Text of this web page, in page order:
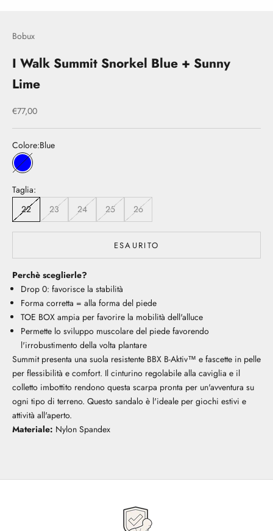
Bobux
I Walk Summit Snorkel Blue + Sunny
Lime
Prezzo scontato
€77,00
Colore:Blue
Blue
Taglia:
22
23 24 25 26
ESAURITO
Perchè sceglierle?
Drop 0: favorisce la stabilità
Forma corretta = alla forma del piede
TOE BOX ampia per favorire la mobilità dell'alluce
Permette lo sviluppo muscolare del piede favorendo
l'irrobustimento della volta plantare
Summit presenta una suola resistente BBX B-Aktiv™ e fascette in pelle
per flessibilità e comfort. Il cinturino regolabile alla caviglia e il
colletto imbottito rendono questa scarpa pronta per un'avventura su
ogni tipo di terreno. Questo sandalo è l'ideale per giochi estivi e
attività all'aperto.
Materiale: Nylon Spandex